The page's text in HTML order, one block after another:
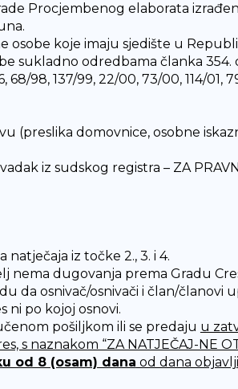
Procjembenog elaborata
osobe koje imaju sjedište u
sukladno odredbama članka 354.
98, 137/99, 22/00, 73/00, 114/01,
(preslika domovnice, osobne
iz sudskog registra – ZA
iz točke 2., 3. i 4.
nema dugovanja prema Gradu
da osnivač/osnivači i član/članovi
ni po kojoj osnovi.
pošiljkom ili se predaju u
s naznakom “ZA NATJEČAJ-NE
od 8 (osam) dana od dana